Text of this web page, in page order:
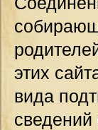
этих
вида